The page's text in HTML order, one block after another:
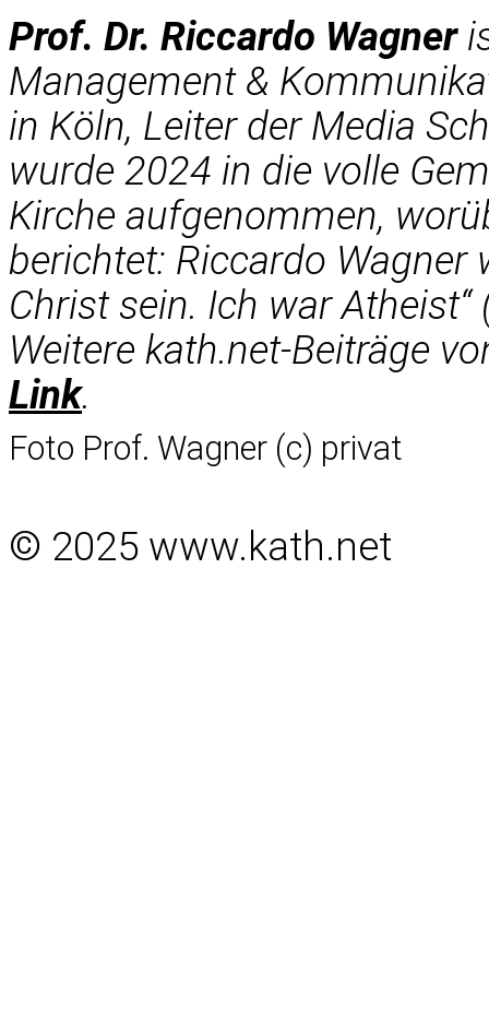
Prof. Dr. Riccardo Wagner
Management &
in Köln, Leiter der Media
wurde 2024 in die volle
Kirche aufgenommen,
berichtet: Riccardo Wagner
Christ sein. Ich war Atheist“
Weitere kath.net-Beiträge
Link.
Foto Prof. Wagner (c) privat
© 2025 www.kath.net